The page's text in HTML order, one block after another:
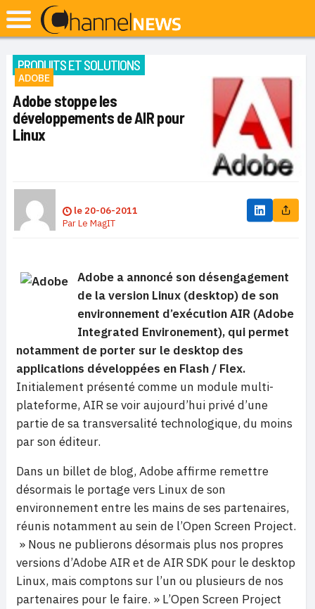
PRODUITS ET SOLUTIONS
ADOBE
Adobe stoppe les
développements de AIR pour
Linux
le 20-06-2011
ParLe MagIT
Adobe a annoncé son désengagement
de la version Linux (desktop) de son
environnement d’exécution AIR (Adobe
Integrated Environement), qui permet
notamment de porter sur le desktop des
applications développées en Flash / Flex.
Initialement présenté comme un module multi-
plateforme, AIR se voir aujourd’hui privé d’une
partie de sa transversalité technologique, du moins
par son éditeur.
Dans un billet de blog, Adobe affirme remettre
désormais le portage vers Linux de son
environnement entre les mains de ses partenaires,
réunis notamment au sein de l’Open Screen Project.
» Nous ne publierons désormais plus nos propres
versions d’Adobe AIR et de AIR SDK pour le desktop
Linux, mais comptons sur l’un ou plusieurs de nos
partenaires pour le faire. » L’Open Screen Project